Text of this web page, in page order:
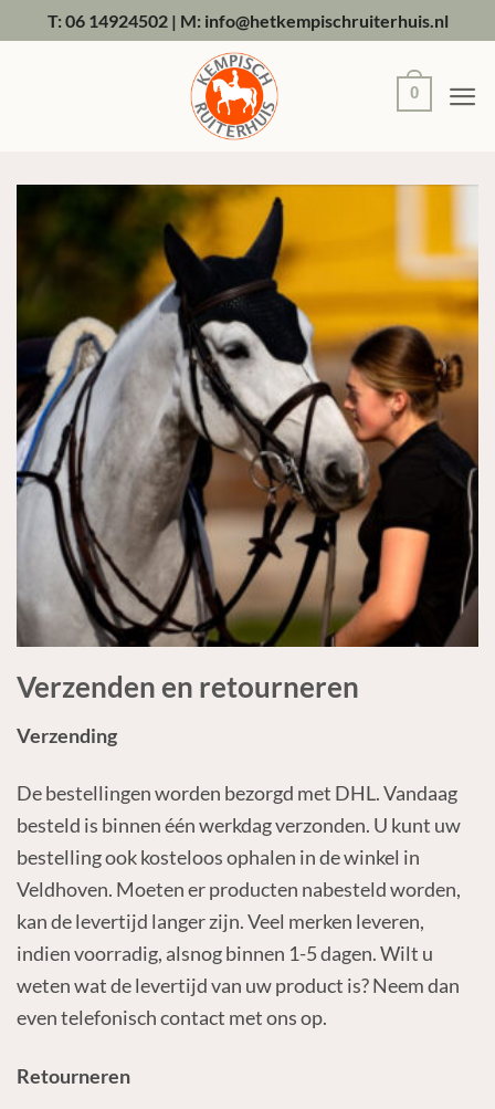
naar
T: 06 14924502| M: info@hetkempischruiterhuis.nl
0
Verzenden en retourneren
Verzending
De bestellingen worden bezorgd met DHL. Vandaag
besteld is binnen één werkdag verzonden. U kunt uw
bestelling ook kosteloos ophalen in de winkel in
Veldhoven. Moeten er producten nabesteld worden,
kan de levertijd langer zijn. Veel merken leveren,
indien voorradig, alsnog binnen 1-5 dagen. Wilt u
weten wat de levertijd van uw product is? Neem dan
even telefonisch contact met ons op.
Retourneren